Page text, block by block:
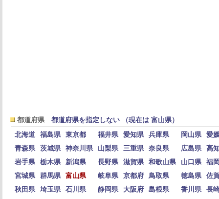
都道府県
都道府県を指定しない （現在は 富山県）
北海道
福島県 東京都 福井県 愛知県 兵庫県 岡山県
愛
青森県
茨城県 神奈川県 山梨県 三重県 奈良県 広島県
高
岩手県
栃木県 新潟県 長野県 滋賀県 和歌山県 山口県
福
宮城県
群馬県 富山県 岐阜県 京都府 鳥取県 徳島県
佐
秋田県
埼玉県 石川県 静岡県 大阪府 島根県 香川県
長